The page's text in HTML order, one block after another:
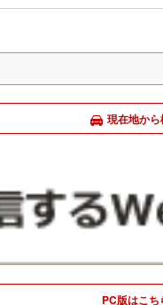
現在地から
PC版はこち